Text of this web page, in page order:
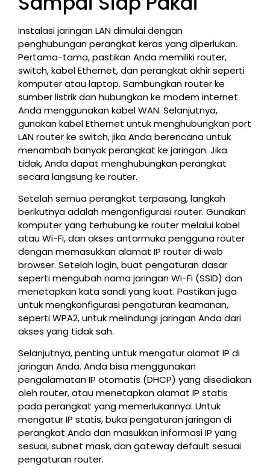
Instalasi jaringan LAN dimulai dengan
penghubungan perangkat keras yang diperlukan.
Pertama-tama, pastikan Anda memiliki router,
switch, kabel Ethernet, dan perangkat akhir seperti
komputer atau laptop. Sambungkan router ke
sumber listrik dan hubungkan ke modem internet
Anda menggunakan kabel WAN. Selanjutnya,
gunakan kabel Ethernet untuk menghubungkan port
LAN router ke switch, jika Anda berencana untuk
menambah banyak perangkat ke jaringan. Jika
tidak, Anda dapat menghubungkan perangkat
secara langsung ke router.
Setelah semua perangkat terpasang, langkah
berikutnya adalah mengonfigurasi router. Gunakan
komputer yang terhubung ke router melalui kabel
atau Wi-Fi, dan akses antarmuka pengguna router
dengan memasukkan alamat IP router di web
browser. Setelah login, buat pengaturan dasar
seperti mengubah nama jaringan Wi-Fi (SSID) dan
menetapkan kata sandi yang kuat. Pastikan juga
untuk mengkonfigurasi pengaturan keamanan,
seperti WPA2, untuk melindungi jaringan Anda dari
akses yang tidak sah.
Selanjutnya, penting untuk mengatur alamat IP di
jaringan Anda. Anda bisa menggunakan
pengalamatan IP otomatis (DHCP) yang disediakan
oleh router, atau menetapkan alamat IP statis
pada perangkat yang memerlukannya. Untuk
mengatur IP statis, buka pengaturan jaringan di
perangkat Anda dan masukkan informasi IP yang
sesuai, subnet mask, dan gateway default sesuai
pengaturan router.